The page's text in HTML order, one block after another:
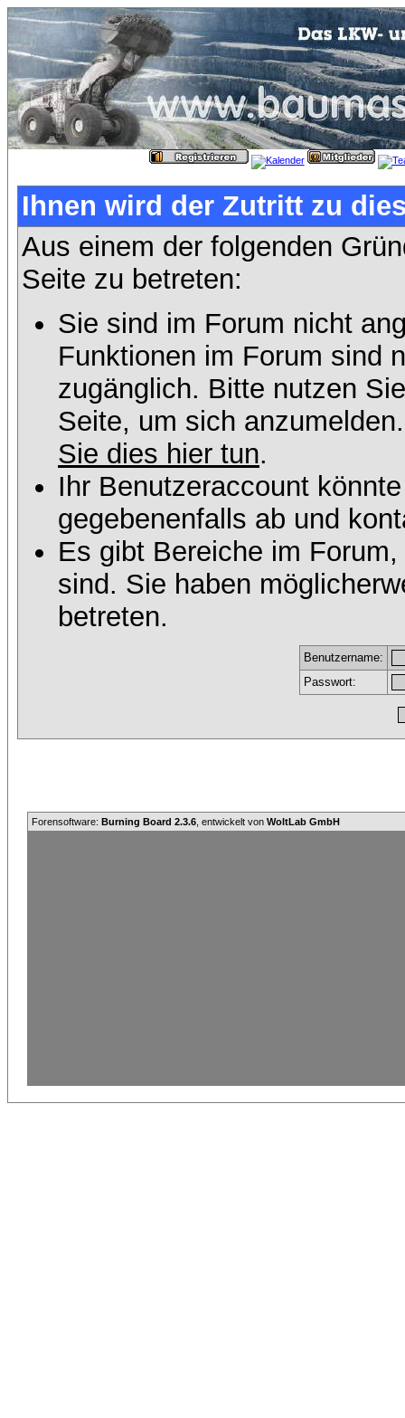
Ihnen wird der Zutritt zu
Aus einem der folgenden
Seite zu betreten:
Sie sind im Forum nicht
Funktionen im Forum sind
zugänglich. Bitte nutzen
Seite, um sich
Sie dies hier tun.
Ihr Benutzeraccount
gegebenenfalls ab und
Es gibt Bereiche im
sind. Sie haben
betreten.
Benutzername:
Passwort:
Forensoftware: Burning Board 2.3.6 , entwickelt von WoltLab GmbH